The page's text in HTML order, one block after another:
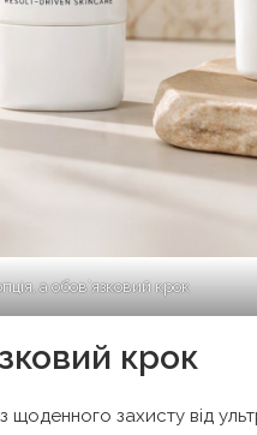
а обов’язковий крок
крок
щоденного захисту від